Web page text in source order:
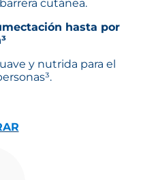
cutánea.
hasta por
y nutrida para el